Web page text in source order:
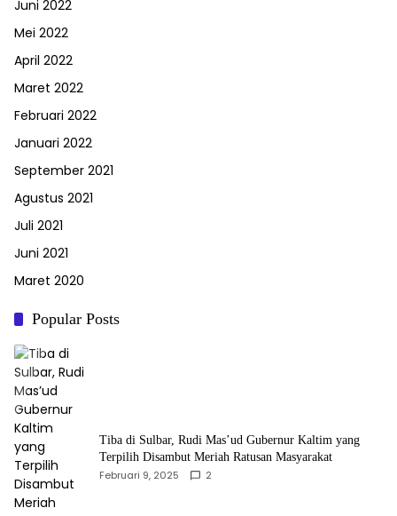
Juni 2022
Mei 2022
April 2022
Maret 2022
Februari 2022
Januari 2022
September 2021
Agustus 2021
Juli 2021
Juni 2021
Maret 2020
Popular Posts
Tiba di Sulbar, Rudi Mas’ud Gubernur Kaltim yang
Terpilih Disambut Meriah Ratusan Masyarakat
Februari 9, 2025 2